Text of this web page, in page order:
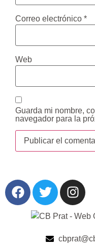
Correo electrónico *
Web
Guarda mi nombre,
navegador para la